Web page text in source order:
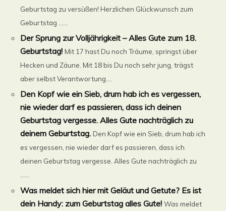
Geburtstag zu versüßen! Herzlichen Glückwunsch zum
Geburtstag ......
Der Sprung zur Volljährigkeit – Alles Gute zum 18.
Geburtstag! Mit 17 hast Du noch Träume, springst über
Hecken und Zäune. Mit 18 bis Du noch sehr jung, trägst
aber selbst Verantwortung....
Den Kopf wie ein Sieb, drum hab ich es vergessen,
nie wieder darf es passieren, dass ich deinen
Geburtstag vergesse. Alles Gute nachträglich zu
deinem Geburtstag. Den Kopf wie ein Sieb, drum hab ich
es vergessen, nie wieder darf es passieren, dass ich
deinen Geburtstag vergesse. Alles Gute nachträglich zu
......
Was meldet sich hier mit Geläut und Getute? Es ist
dein Handy: zum Geburtstag alles Gute! Was meldet